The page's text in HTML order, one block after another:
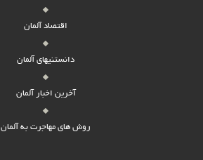
اقتصاد آلمان
دانستنیهای آلمان
آخرین اخبار آلمان
روش های مهاجرت به آلمان